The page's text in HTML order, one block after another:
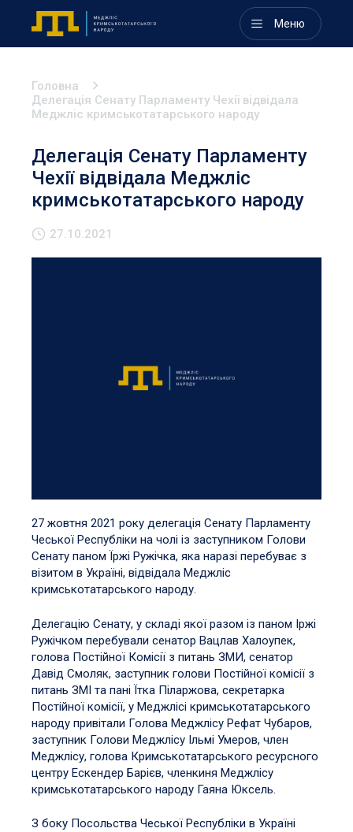
Меню
Головна
Делегація Сенату Парламенту Чехії відвідала
Меджліс кримськотатарського народу
Делегація Сенату Парламенту
Чехії відвідала Меджліс
кримськотатарського народу
27.10.2021
27 жовтня 2021 року делегація Сенату Парламенту
Чеської Республіки на чолі із заступником Голови
Сенату паном Їржі Ружічка, яка наразі перебуває з
візитом в Україні, відвідала Меджліс
кримськотатарського народу.
Делегацію Сенату, у складі якої разом із паном Іржі
Ружічком перебували сенатор Вацлав Халоупек,
голова Постійної Комісії з питань ЗМИ, сенатор
Давід Смоляк, заступник голови Постійної комісії з
питань ЗМІ та пані Їтка Піларжова, секретарка
Постійної комісії, у Меджлісі кримськотатарського
народу привітали Голова Меджлісу Рефат Чубаров,
заступник Голови Меджлісу Ільмі Умеров, член
Меджлісу, голова Кримськотатарського ресурсного
центру Ескендер Барієв, членкиня Меджлісу
кримськотатарського народу Гаяна Юксель.
З боку Посольства Чеської Республіки в Україні